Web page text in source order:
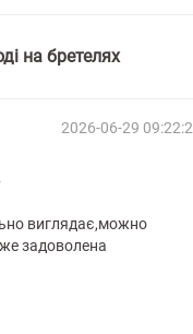
на бретелях
2026-06-29
виглядає,можно
задоволена